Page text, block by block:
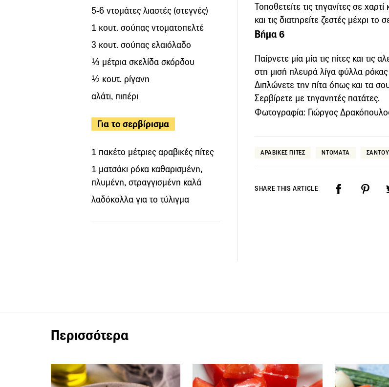
5-6 ντομάτες λιαστές (στεγνές)
1 κουτ. σούπας ντοματοπελτέ
3 κουτ. σούπας ελαιόλαδο
⅓ μέτρια σκελίδα σκόρδου
½ κουτ. ρίγανη
αλάτι, πιπέρι
Για το σερβίρισμα
1 πακέτο μέτριες αραβικές πίτες
1 ματσάκι ρόκα καθαρισμένη,
πλυμένη, στραγγισμένη καλά
λαδόκολλα για το τύλιγμα
Τοποθετείτε τις τηγανίτες σε
και τις διατηρείτε ζεστές μέχρι το
Βήμα 6
Παίρνετε μία μία τις πίτες και τις
στη μισή πλευρά λίγα φύλλα ρόκας
Διπλώνετε την πίτα όπως και τα
Σερβίρετε με τηγανητές πατάτες.
Φωτογραφία: Γιώργος
ΑΡΑΒΙΚΕΣ ΠΙΤΕΣ ΝΤΟΜΑΤΑ
SHARE THIS ARTICLE
Περισσότερα